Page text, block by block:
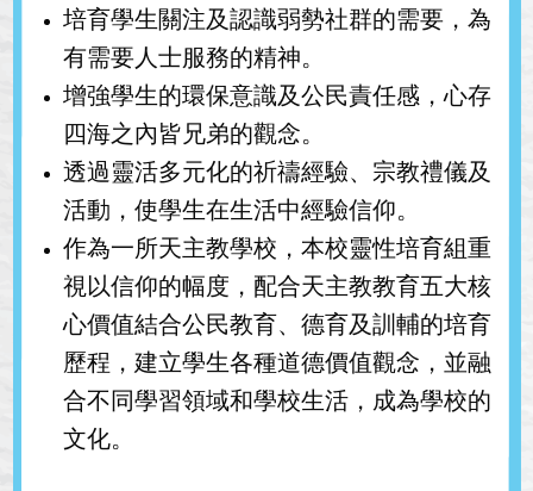
培育學生關注及認識弱勢社群的需要，為
有需要人士服務的精神。
增強學生的環保意識及公民責任感，心存
四海之內皆兄弟的觀念。
透過靈活多元化的祈禱經驗、宗教禮儀及
活動，使學生在生活中經驗信仰。
作為一所天主教學校，本校靈性培育組重
視以信仰的幅度，配合天主教教育五大核
心價值結合公民教育、德育及訓輔的培育
歷程，建立學生各種道德價值觀念，並融
合不同學習領域和學校生活，成為學校的
文化。